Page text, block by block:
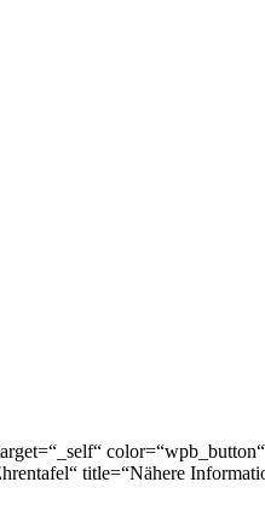
title=“Nähere